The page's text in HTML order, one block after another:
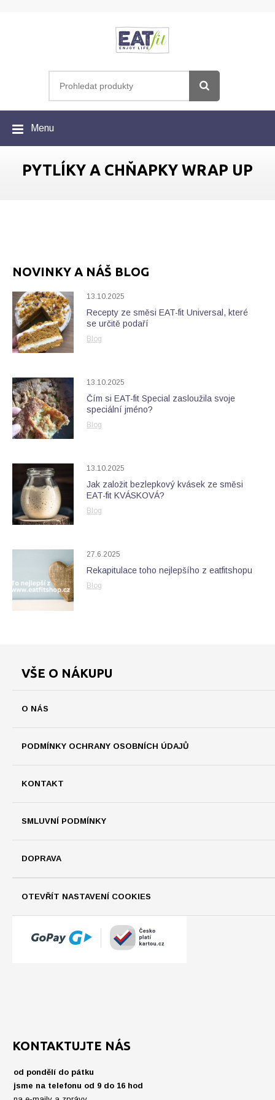
Menu
PYTLÍKY A CHŇAPKY WRAP UP
NOVINKY A NÁŠ BLOG
13.10.2025
Recepty ze směsi EAT-fit Universal, které
se určitě podaří
Blog
13.10.2025
Čím si EAT-fit Special zasloužila svoje
speciální jméno?
Blog
13.10.2025
Jak založit bezlepkový kvásek ze směsi
EAT-fit KVÁSKOVÁ?
Blog
27.6.2025
Rekapitulace toho nejlepšího z eatfitshopu
Blog
VŠE O NÁKUPU
O NÁS
PODMÍNKY OCHRANY OSOBNÍCH ÚDAJŮ
KONTAKT
SMLUVNÍ PODMÍNKY
DOPRAVA
OTEVŘÍT NASTAVENÍ COOKIES
KONTAKTUJTE NÁS
od pondělí do pátku
jsme na telefonu od 9 do 16 hod